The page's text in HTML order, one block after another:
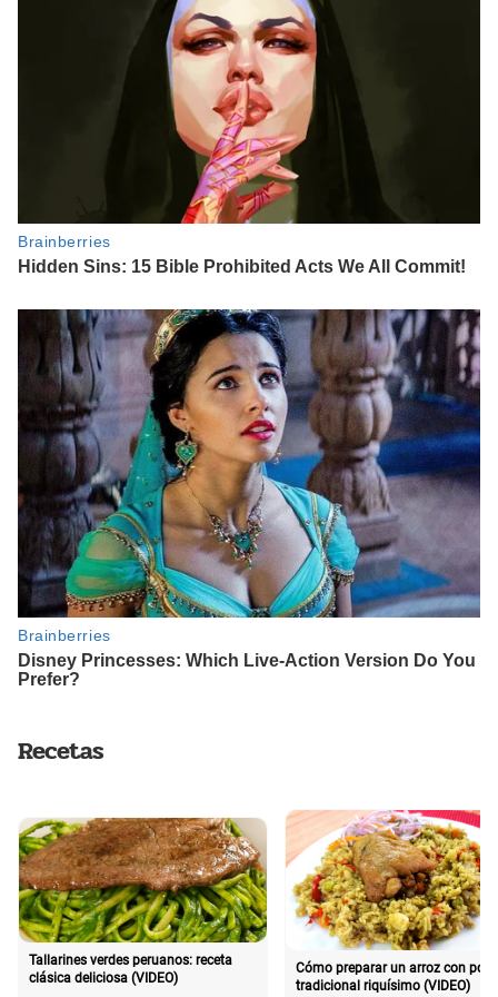
Recetas
Tallarines verdes peruanos: receta
clásica deliciosa (VIDEO)
Cómo preparar un arroz con pollo
tradicional riquísimo (VIDEO)